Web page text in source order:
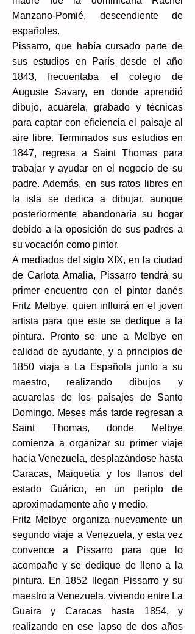
Manzano-Pomié, descendiente de
españoles.
Pissarro, que había cursado parte de
sus estudios en París desde el año
1843, frecuentaba el colegio de
Auguste Savary, en donde aprendió
dibujo, acuarela, grabado y técnicas
para captar con eficiencia el paisaje al
aire libre.​ Terminados sus estudios en
1847, regresa a Saint Thomas para
trabajar y ayudar en el negocio de su
padre. Además, en sus ratos libres en
la isla se dedica a dibujar,​ aunque
posteriormente abandonaría su hogar
debido a la oposición de sus padres a
su vocación como pintor.
A mediados del siglo XIX, en la ciudad
de Carlota Amalia, Pissarro tendrá su
primer encuentro con el pintor danés
Fritz Melbye, quien influirá en el joven
artista para que este se dedique a la
pintura.​ Pronto se une a Melbye en
calidad de ayudante, y a principios de
1850 viaja a La Española junto a su
maestro, realizando dibujos y
acuarelas de los paisajes de Santo
Domingo.​ Meses más tarde regresan a
Saint Thomas, donde Melbye
comienza a organizar su primer viaje
hacia Venezuela, desplazándose hasta
Caracas, Maiquetía y los llanos del
estado Guárico, en un periplo de
aproximadamente año y medio.​
Fritz Melbye organiza nuevamente un
segundo viaje a Venezuela, y esta vez
convence a Pissarro para que lo
acompañe y se dedique de lleno a la
pintura. En 1852 llegan Pissarro y su
maestro a Venezuela, viviendo entre La
Guaira y Caracas hasta 1854, y
realizando en ese lapso de dos años